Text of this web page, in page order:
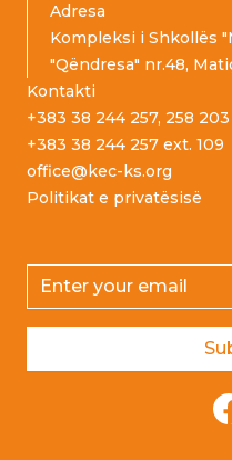
Adresa
Kompleksi i Shkollës
"Qëndresa" nr.48,
Kontakti
+383 38 244 257, 258 203
+383 38 244 257 ext. 109
office@kec-ks.org
Politikat e privatësisë
Email address